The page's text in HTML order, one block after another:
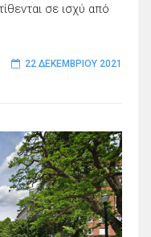
σε ισχύ από
22 ΔΕΚΕΜΒΡΊΟΥ 2021